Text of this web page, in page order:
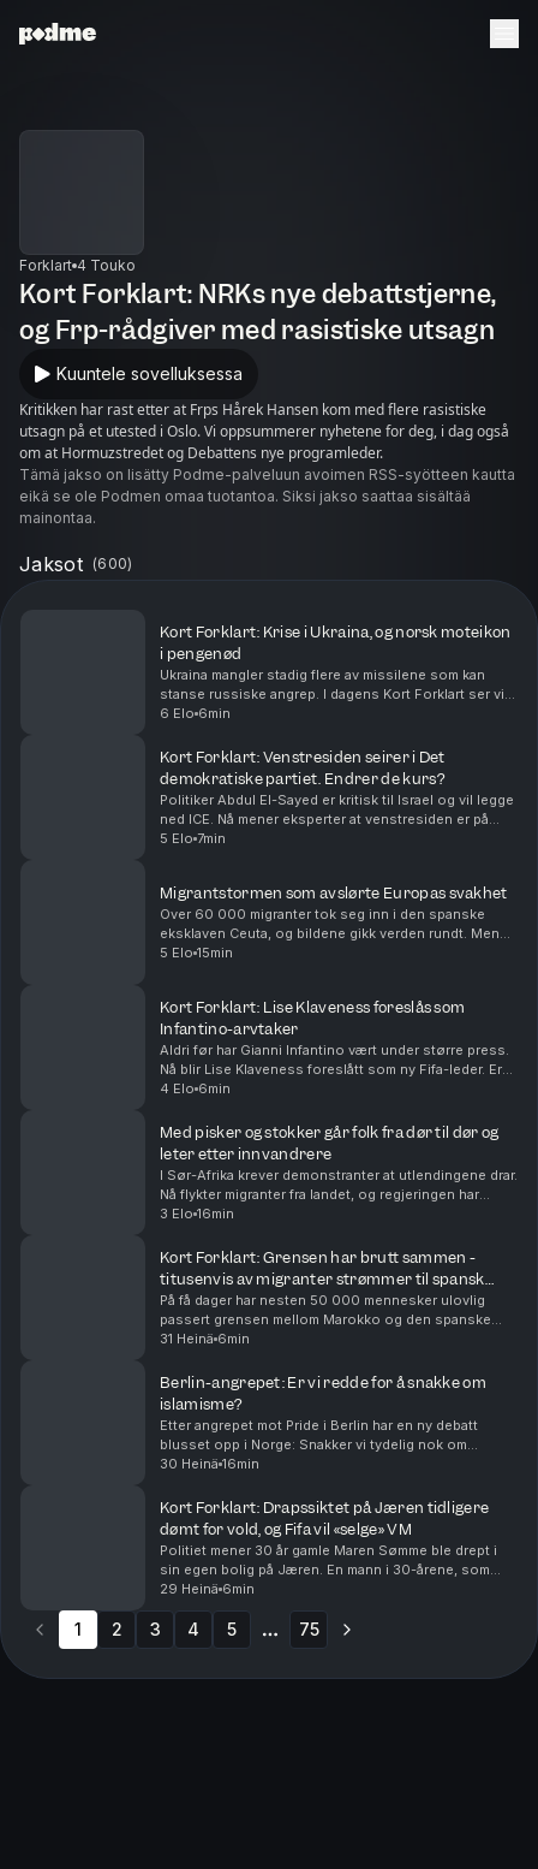
Forklart 4 Touko
Kort Forklart: NRKs nye debattstjerne,
og Frp-rådgiver med rasistiske utsagn
Kuuntele sovelluksessa
Kritikken har rast etter at Frps Hårek Hansen kom med flere rasistiske
utsagn på et utested i Oslo. Vi oppsummerer nyhetene for deg, i dag også
om at Hormuzstredet og Debattens nye programleder.
Tämä jakso on lisätty Podme-palveluun avoimen RSS-syötteen kautta
eikä se ole Podmen omaa tuotantoa. Siksi jakso saattaa sisältää
mainontaa.
Jaksot (600)
Kort Forklart: Krise i Ukraina, og norsk moteikon
i pengenød
Ukraina mangler stadig flere av missilene som kan
stanse russiske angrep. I dagens Kort Forklart ser vi
på hvorfor det skjer – og hvilke konsekvenser det kan
6 Elo 6min
Kort Forklart: Venstresiden seirer i Det
demokratiske partiet. Endrer de kurs?
Politiker Abdul El-Sayed er kritisk til Israel og vil legge
ned ICE. Nå mener eksperter at venstresiden er på
fremmarsj i Det demokratiske partiet i USA. Vi
5 Elo 7min
Migrantstormen som avslørte Europas svakhet
Over 60 000 migranter tok seg inn i den spanske
eksklaven Ceuta, og bildene gikk verden rundt. Men
den virale fortellingen om hva som skjedde kan bli
5 Elo 15min
Kort Forklart: Lise Klaveness foreslås som
Infantino-arvtaker
Aldri før har Gianni Infantino vært under større press.
Nå blir Lise Klaveness foreslått som ny Fifa-leder. Er
det realistisk? Vi oppsummerer nyhetene for deg, i
4 Elo 6min
Med pisker og stokker går folk fra dør til dør og
leter etter innvandrere
I Sør-Afrika krever demonstranter at utlendingene drar.
Nå flykter migranter fra landet, og regjeringen har
deportert over 50 000. Både folk i gatene og
3 Elo 16min
Kort Forklart: Grensen har brutt sammen -
titusenvis av migranter strømmer til spansk
eksklave
På få dager har nesten 50 000 mennesker ulovlig
passert grensen mellom Marokko og den spanske
eksklaven Ceuta. Mange har tatt sjøveien med
gjerder. N...
31 Heinä 6min
Berlin-angrepet: Er vi redde for å snakke om
islamisme?
Etter angrepet mot Pride i Berlin har en ny debatt
blusset opp i Norge: Snakker vi tydelig nok om
ideologien bak islamistisk terror? Og hva sier
Med u...
30 Heinä 16min
Kort Forklart: Drapssiktet på Jæren tidligere
dømt for vold, og Fifa vil «selge» VM
Politiet mener 30 år gamle Maren Sømme ble drept i
sin egen bolig på Jæren. En mann i 30-årene, som
også var Sømmes kjæreste og samboer, er siktet for
drap. Han ble pågrepet en drøy uke før dødsfallet...
29 Heinä 6min
1 2 3 4 5 75